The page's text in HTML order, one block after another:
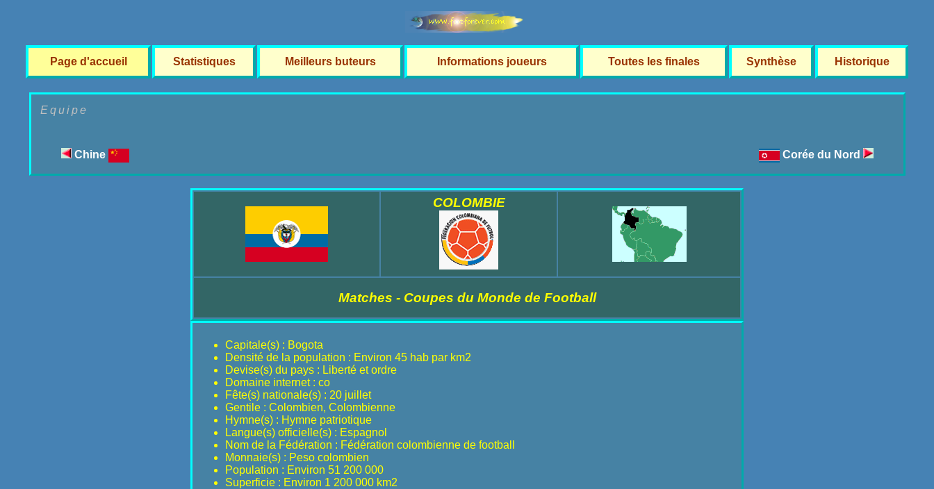
Page d'accueil Statistiques Meilleurs buteurs Informations joueurs Toutes les finales Synthèse Historique
Equipe
Chine Corée du Nord
COLOMBIE
Matches - Coupes du Monde de Football
Capitale(s) : Bogota
Densité de la population : Environ 45 hab par km2
Devise(s) du pays : Liberté et ordre
Domaine internet : co
Fête(s) nationale(s) : 20 juillet
Gentile : Colombien, Colombienne
Hymne(s) : Hymne patriotique
Langue(s) officielle(s) : Espagnol
Nom de la Fédération : Fédération colombienne de football
Monnaie(s) : Peso colombien
Population : Environ 51 200 000
Superficie : Environ 1 200 000 km2